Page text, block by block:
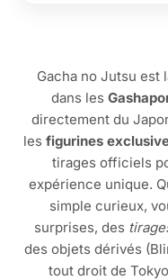
Gacha no Jutsu est
dans les
directement du
les figurines
tirages officiels
expérience unique.
simple curieux,
surprises, des
des objets dérivés
tout droit de